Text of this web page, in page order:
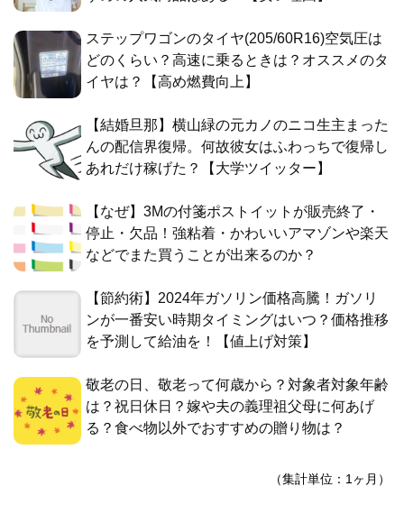
ステップワゴンのタイヤ(205/60R16)空気圧は
どのくらい？高速に乗るときは？オススメのタ
イヤは？【高め燃費向上】
【結婚旦那】横山緑の元カノのニコ生主まった
んの配信界復帰。何故彼女はふわっちで復帰し
あれだけ稼げた？【大学ツイッター】
【なぜ】3Mの付箋ポストイットが販売終了・
停止・欠品！強粘着・かわいいアマゾンや楽天
などでまた買うことが出来るのか？
【節約術】2024年ガソリン価格高騰！ガソリ
ンが一番安い時期タイミングはいつ？価格推移
を予測して給油を！【値上げ対策】
敬老の日、敬老って何歳から？対象者対象年齢
は？祝日休日？嫁や夫の義理祖父母に何あげ
る？食べ物以外でおすすめの贈り物は？
（集計単位：1ヶ月）